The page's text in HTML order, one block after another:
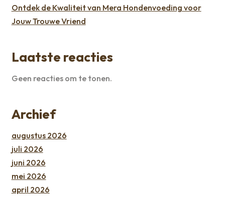
Ontdek de Kwaliteit van Mera Hondenvoeding voor
Jouw Trouwe Vriend
Laatste reacties
Geen reacties om te tonen.
Archief
augustus 2026
juli 2026
juni 2026
mei 2026
april 2026